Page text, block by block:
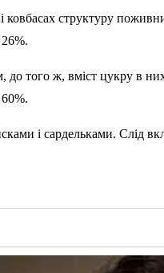
ковбасах структуру
до того ж, вміст цукру в
і сардельками. Слід